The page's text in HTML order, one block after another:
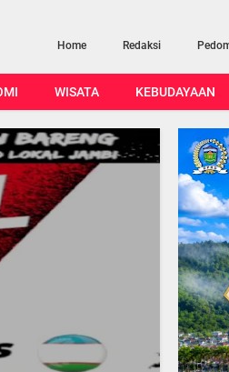
Home Redaksi
WISATA KEBUDAYAAN